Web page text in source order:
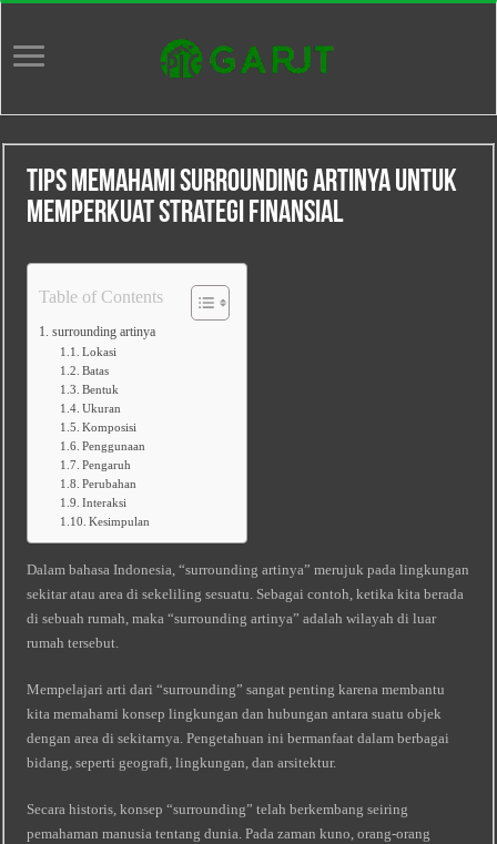
Tips memahami surrounding artinya untuk
memperkuat strategi finansial
Table of Contents
surrounding artinya
Lokasi
Batas
Bentuk
Ukuran
Komposisi
Penggunaan
Pengaruh
Perubahan
Interaksi
Kesimpulan
Dalam bahasa Indonesia, “surrounding artinya” merujuk pada lingkungan
sekitar atau area di sekeliling sesuatu. Sebagai contoh, ketika kita berada
di sebuah rumah, maka “surrounding artinya” adalah wilayah di luar
rumah tersebut.
Mempelajari arti dari “surrounding” sangat penting karena membantu
kita memahami konsep lingkungan dan hubungan antara suatu objek
dengan area di sekitarnya. Pengetahuan ini bermanfaat dalam berbagai
bidang, seperti geografi, lingkungan, dan arsitektur.
Secara historis, konsep “surrounding” telah berkembang seiring
pemahaman manusia tentang dunia. Pada zaman kuno, orang-orang